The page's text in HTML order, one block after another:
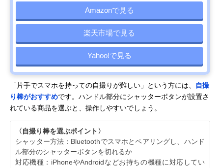
Amazonで見る
楽天市場で見る
Yahoo!で見る
「片手でスマホを持っての自撮りが難しい」という方には、
自撮
り棒がおすすめです。ハンドル部分にシャッターボタンが設置さ
れている商品を選ぶと、操作しやすいでしょう。
〈自撮り棒を選ぶポイント〉
シャッター方法：Bluetoothでスマホとペアリングし、ハンド
ル部分のシャッターボタンを切れるか
対応機種：iPhoneやAndroidなどお持ちの機種に対応してい